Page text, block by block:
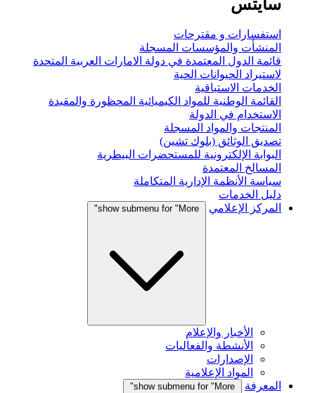
سايتس
استفسارات و مقترحات
المنشأت والمؤسسات المسجلة
قائمة الدول المعتمدة في دولة الامارات العربية المتحدة
لاستيراد الحيوانات الحية
الخدمات الاستباقية
القائمة الوطنية للمواد الكيميائية المحظورة والمقيدة
الاستخدام في الدولة
المنتجات والمواد المسجلة
تصديق الوثائق (بلوك تشين)
البوابة الإلكترونية للمستحضرات البيطرية
المسالخ المعتمدة
سياسة الأنظمة الإدارية المتكاملة
دليل الخدمات
المركز الإعلامي
show submenu for "More"
الأخبار والإعلام
الأنشطة والفعاليات
الإصدارات
المواد الإعلامية
المعرفة
show submenu for "More"